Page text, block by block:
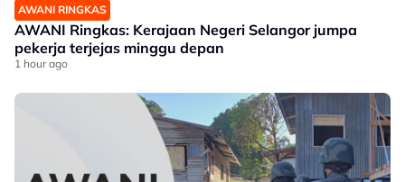
AWANI RINGKAS
AWANI Ringkas: Kerajaan Negeri Selangor jumpa
pekerja terjejas minggu depan
1 hour ago